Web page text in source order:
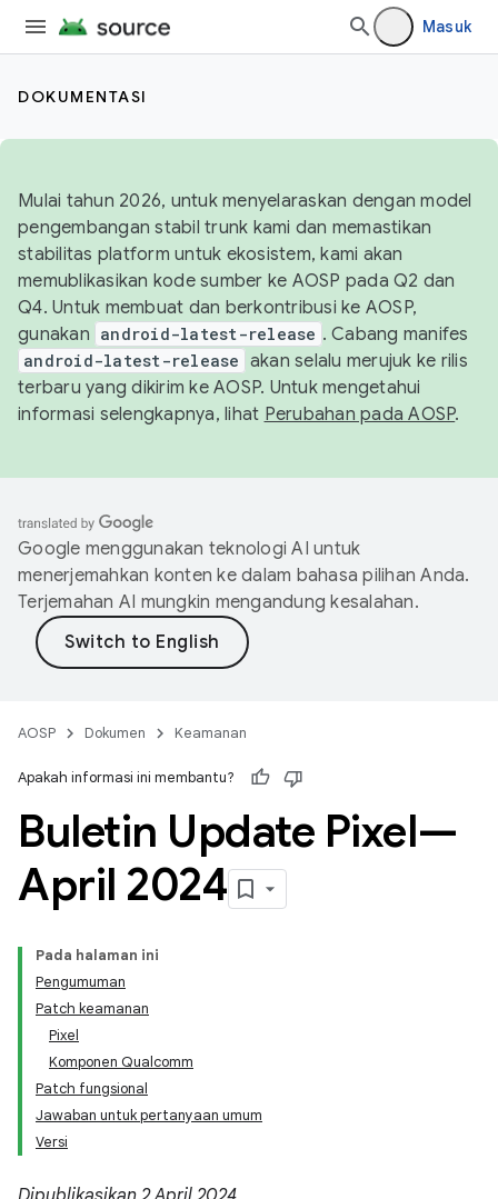
Masuk
DOKUMENTASI
Mulai tahun 2026, untuk menyelaraskan dengan model
pengembangan stabil trunk kami dan memastikan
stabilitas platform untuk ekosistem, kami akan
memublikasikan kode sumber ke AOSP pada Q2 dan
Q4. Untuk membuat dan berkontribusi ke AOSP,
gunakan android-latest-release . Cabang manifes
android-latest-release akan selalu merujuk ke rilis
terbaru yang dikirim ke AOSP. Untuk mengetahui
informasi selengkapnya, lihat Perubahan pada AOSP.
Google menggunakan teknologi AI untuk
menerjemahkan konten ke dalam bahasa pilihan Anda.
Terjemahan AI mungkin mengandung kesalahan.
AOSP Dokumen Keamanan
Apakah informasi ini membantu?
Buletin Update Pixel—
April 2024
Pada halaman ini
Pengumuman
Patch keamanan
Pixel
Komponen Qualcomm
Patch fungsional
Jawaban untuk pertanyaan umum
Versi